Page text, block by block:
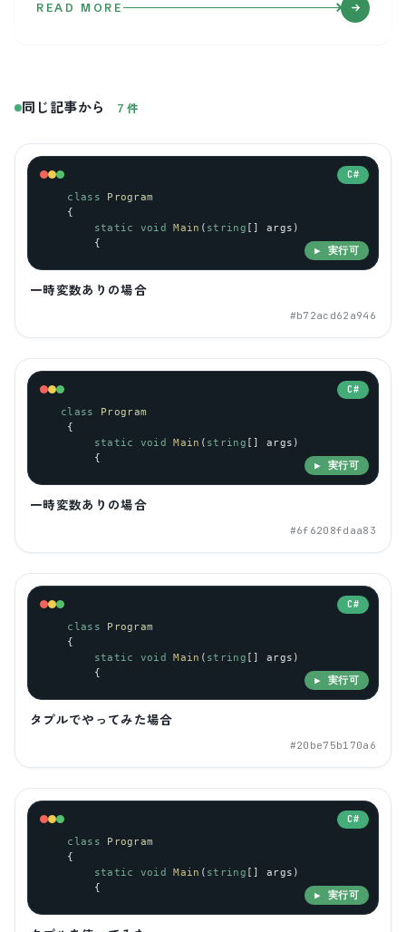
READ MORE
同じ記事から 7 件
C#
class
Program
    {
static
void Main ( string [] args )
        {
▶ 実行可
一時変数ありの場合
#b72acd62a946
C#
class
Program
    {
static
void Main ( string [] args )
        {
▶ 実行可
一時変数ありの場合
#6f6208fdaa83
C#
class
Program
    {
static
void Main ( string [] args )
        {
▶ 実行可
タプルでやってみた場合
#20be75b170a6
C#
class
Program
    {
static
void Main ( string [] args )
        {
▶ 実行可